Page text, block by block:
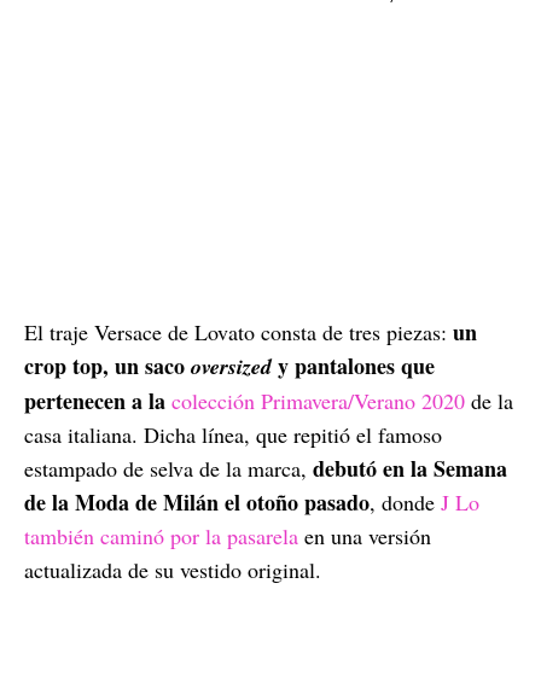
El traje Versace de Lovato consta de tres piezas: un
crop top, un saco oversizedy pantalones que
pertenecen a la colección Primavera/Verano 2020 de la
casa italiana. Dicha línea, que repitió el famoso
estampado de selva de la marca, debutó en la Semana
de la Moda de Milán el otoño pasado, donde J Lo
también caminó por la pasarela en una versión
actualizada de su vestido original.